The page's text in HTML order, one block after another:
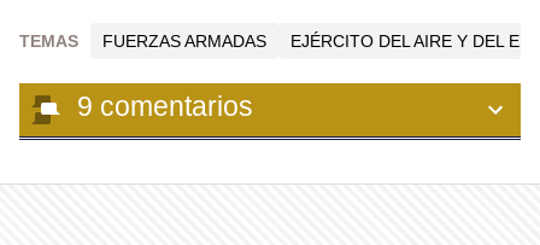
TEMAS FUERZAS ARMADAS EJÉRCITO DEL AIRE Y DEL
9 comentarios